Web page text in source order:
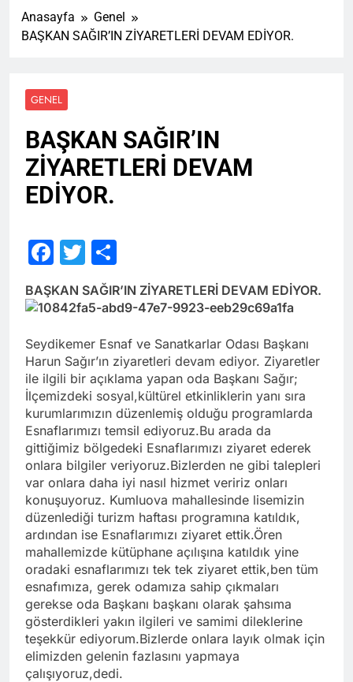
Anasayfa
Genel
BAŞKAN SAĞIR’IN ZİYARETLERİ DEVAM EDİYOR.
GENEL
BAŞKAN SAĞIR’IN
ZİYARETLERİ DEVAM
EDİYOR.
Facebook
Twitter
BAŞKAN SAĞIR’IN ZİYARETLERİ DEVAM EDİYOR.
Seydikemer Esnaf ve Sanatkarlar Odası Başkanı
Harun Sağır’ın ziyaretleri devam ediyor. Ziyaretler
ile ilgili bir açıklama yapan oda Başkanı Sağır;
İlçemizdeki sosyal,kültürel etkinliklerin yanı sıra
kurumlarımızın düzenlemiş olduğu programlarda
Esnaflarımızı temsil ediyoruz.Bu arada da
gittiğimiz bölgedeki Esnaflarımızı ziyaret ederek
onlara bilgiler veriyoruz.Bizlerden ne gibi talepleri
var onlara daha iyi nasıl hizmet veririz onları
konuşuyoruz. Kumluova mahallesinde lisemizin
düzenlediği turizm haftası programına katıldık,
ardından ise Esnaflarımızı ziyaret ettik.Ören
mahallemizde kütüphane açılışına katıldık yine
oradaki esnaflarımızı tek tek ziyaret ettik,ben tüm
esnafımıza, gerek odamıza sahip çıkmaları
gerekse oda Başkanı başkanı olarak şahsıma
gösterdikleri yakın ilgileri ve samimi dileklerine
teşekkür ediyorum.Bizlerde onlara layık olmak için
elimizden gelenin fazlasını yapmaya
çalışıyoruz,dedi.